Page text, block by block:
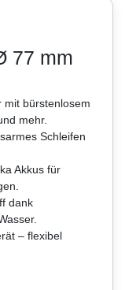
77 mm
bürstenlosem
mehr.
Schleifen
Akkus für
dank
– flexibel